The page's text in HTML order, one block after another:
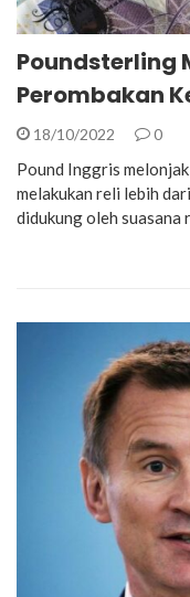
Poundsterling
Perombakan
18/10/2022 0
Pound Inggris
melakukan reli lebih
didukung oleh